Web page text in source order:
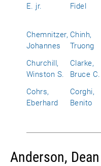
E. jr.
Fidel
Chemnitzer,
Johannes
Chinh,
Truong
Churchill,
Winston S.
Clarke,
Bruce C.
Cohrs,
Eberhard
Corghi,
Benito
Anderson, Dean